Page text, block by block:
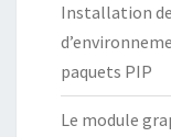
Installation
paquets PIP
Le module